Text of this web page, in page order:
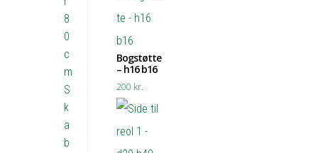
Bogstøtte
– h16 b16
200 kr.
8
0
c
m
S
k
a
b